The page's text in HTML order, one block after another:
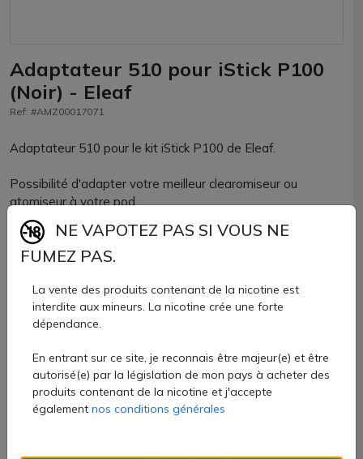
Adaptateur 510 pour iStick P100
(Noir) - Eleaf
Ref: #AMZ00017071
Adaptateur 510 pour le kit iStick P100 de Eleaf.
Possibilité d'adapter votre meilleur clearomiseur ou
atomiseur à votre pod.
Pour être parfaitement flush votre atomiseur
reconstructible ou votre clearomiseur devra faire 25mm de
Adaptateur 510 pour iStick P100 Eleaf vendu à l'unité chez
AZVape.
5 €
Quantité
NE VAPOTEZ PAS SI VOUS NE
FUMEZ PAS.
La vente des produits contenant de la nicotine est
interdite aux mineurs. La nicotine crée une forte
dépendance.
En entrant sur ce site, je reconnais être majeur(e) et être
autorisé(e) par la législation de mon pays à acheter des
produits contenant de la nicotine et j'accepte
également nos conditions générales